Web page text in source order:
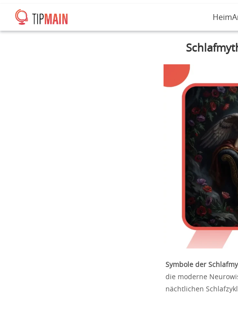
Heim
Symbole der
die moderne
nächtlichen